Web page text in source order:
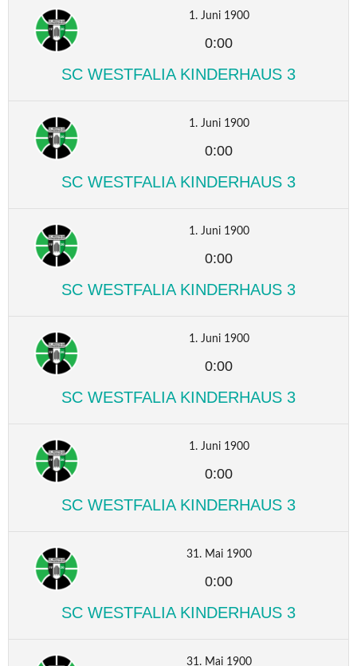
1. Juni 1900
0:00
SC WESTFALIA KINDERHAUS 3
1. Juni 1900
0:00
SC WESTFALIA KINDERHAUS 3
1. Juni 1900
0:00
SC WESTFALIA KINDERHAUS 3
1. Juni 1900
0:00
SC WESTFALIA KINDERHAUS 3
1. Juni 1900
0:00
SC WESTFALIA KINDERHAUS 3
31. Mai 1900
0:00
SC WESTFALIA KINDERHAUS 3
31. Mai 1900